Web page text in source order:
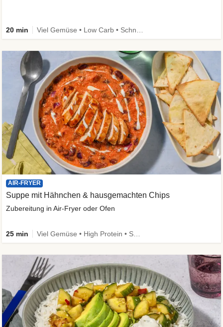
20 min
AIR-FRYER
Suppe mit Hähnchen & hausgemachten Chips
Zubereitung in Air-Fryer oder Ofen
25 min